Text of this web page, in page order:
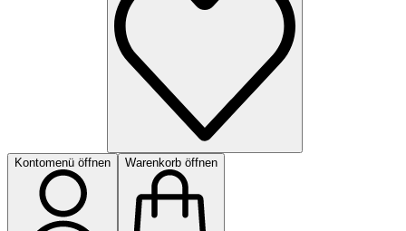
Kontomenü öffnen Warenkorb öffnen